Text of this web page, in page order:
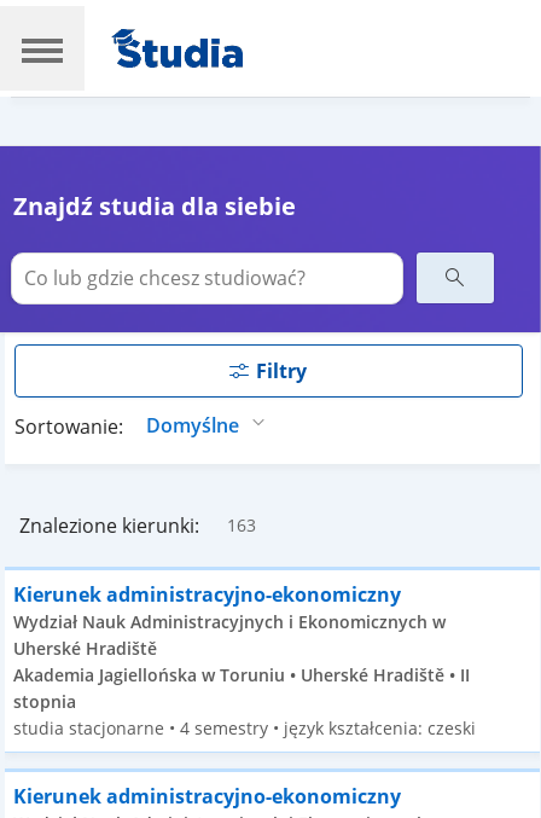
Znajdź studia dla siebie
Filtry
Sortowanie:
Znalezione kierunki: 163
Kierunek administracyjno-ekonomiczny
Wydział Nauk Administracyjnych i Ekonomicznych w
Uherské Hradiště
Akademia Jagiellońska w Toruniu • Uherské Hradiště • II
stopnia
studia stacjonarne • 4 semestry • język kształcenia: czeski
Kierunek administracyjno-ekonomiczny